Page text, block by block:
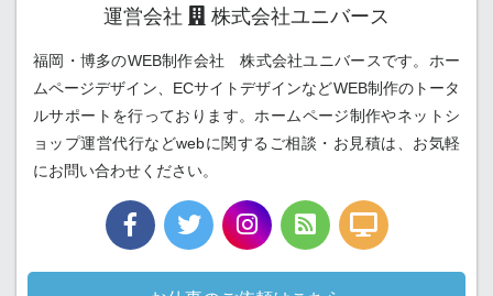
運営会社 株式会社ユニバース
福岡・博多のWEB制作会社 株式会社ユニバースです。ホー
ムページデザイン、ECサイトデザインなどWEB制作のトータ
ルサポートを行っております。ホームページ制作やネットシ
ョップ運営代行などwebに関するご相談・お見積は、お気軽
にお問い合わせください。